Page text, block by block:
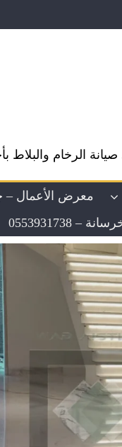
الرخام والبلاط
معرض الأعمال –
– 0553931738